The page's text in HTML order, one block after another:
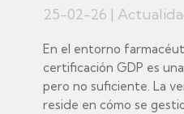
25-02-26 |
En el entorno
certificación GDP es
pero no suficiente. La
reside en cómo se